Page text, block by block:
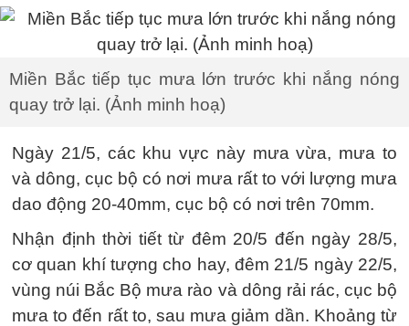
Miền Bắc tiếp tục mưa lớn trước khi nắng nóng
quay trở lại. (Ảnh minh hoạ)
Ngày 21/5, các khu vực này mưa vừa, mưa to
và dông, cục bộ có nơi mưa rất to với lượng mưa
dao động 20-40mm, cục bộ có nơi trên 70mm.
Nhận định thời tiết từ đêm 20/5 đến ngày 28/5,
cơ quan khí tượng cho hay, đêm 21/5 ngày 22/5,
vùng núi Bắc Bộ mưa rào và dông rải rác, cục bộ
mưa to đến rất to, sau mưa giảm dần. Khoảng từ